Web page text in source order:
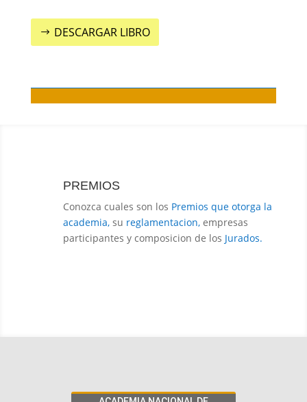
DESCARGAR LIBRO
PREMIOS
Conozca cuales son los Premios que otorga la
academia,su reglamentacion,empresas
participantes y composicion de los Jurados.